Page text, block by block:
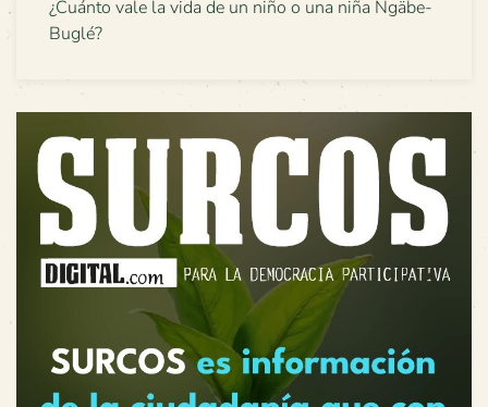
¿Cuánto vale la vida de un niño o una niña Ngäbe-
Buglé?